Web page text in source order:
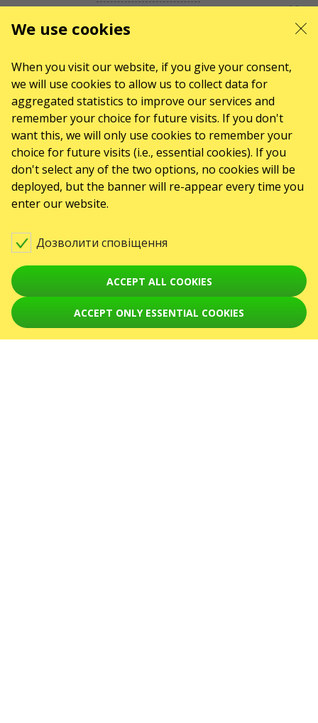
26Чтлистопада ’ 2026
БУМБОКС / BOOMBOX.
Dronotour
концерти
Bremen,26 листопада 2026,
20:00
55 - 59 EUR
26Чтлистопада ’ 2026
We use cookies
When you visit our website, if you give your consent,
we will use cookies to allow us to collect data for
aggregated statistics to improve our services and
remember your choice for future visits. If you don't
want this, we will only use cookies to remember your
choice for future visits (i.e., essential cookies). If you
don't select any of the two options, no cookies will be
deployed, but the banner will re-appear every time you
enter our website.
Дозволити сповіщення
ACCEPT ALL COOKIES
ACCEPT ONLY ESSENTIAL COOKIES